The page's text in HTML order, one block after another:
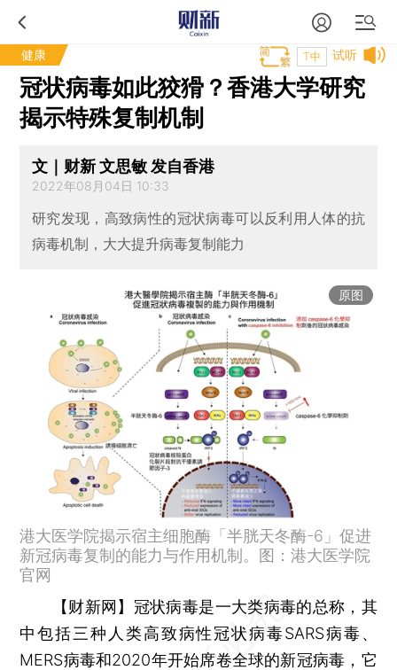
健康 试听
T中
冠状病毒如此狡猾？香港大学研究
揭示特殊复制机制
文｜财新 文思敏 发自香港
2022年08月04日 10:33
研究发现，高致病性的冠状病毒可以反利用人体的抗
病毒机制，大大提升病毒复制能力
原图
港大医学院揭示宿主细胞酶「半胱天冬酶-6」促进
新冠病毒复制的能力与作用机制。图：港大医学院
官网
【财新网】 冠状病毒是一大类病毒的总称，其
中包括三种人类高致病性冠状病毒SARS病毒、
MERS病毒和2020年开始席卷全球的新冠病毒，它